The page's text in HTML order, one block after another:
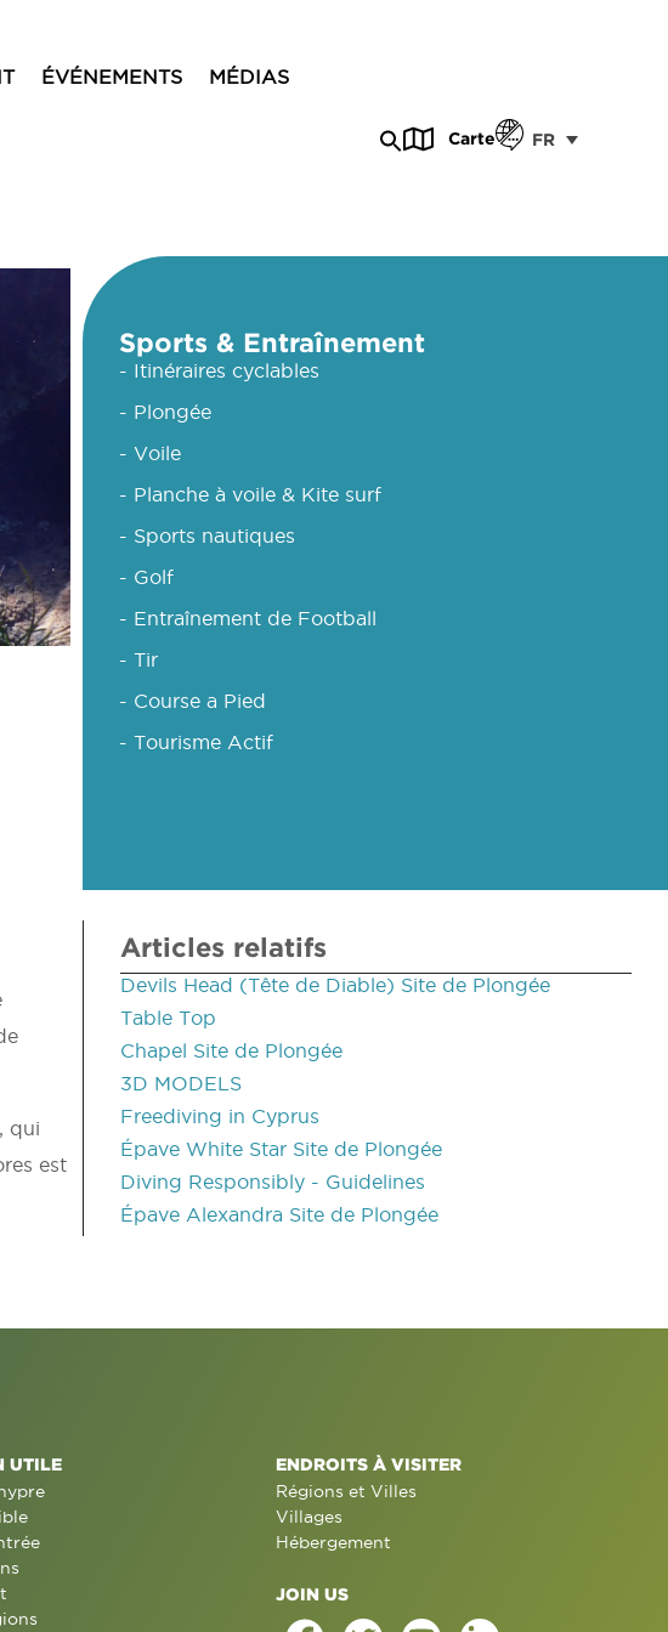
ÉVÉNEMENTS MÉDIAS
Carte FR
qui
est
Sports & Entraînement
- Itinéraires cyclables
- Plongée
- Voile
- Planche à voile & Kite surf
- Sports nautiques
- Golf
- Entraînement de Football
- Tir
- Course a Pied
- Tourisme Actif
Articles relatifs
Devils Head (Tête de Diable) Site de Plongée
Table Top
Chapel Site de Plongée
3D MODELS
Freediving in Cyprus
Épave White Star Site de Plongée
Diving Responsibly - Guidelines
Épave Alexandra Site de Plongée
UTILE ENDROITS À VISITER
Régions et Villes
Villages
Hébergement
JOIN US